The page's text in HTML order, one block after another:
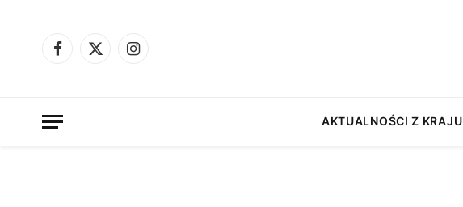
Facebook
X
Instagram
AKTUALNOŚCI Z KRAJU